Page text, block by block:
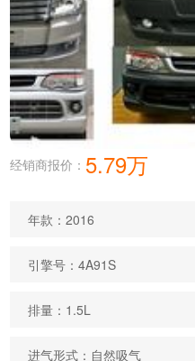
关于我们
经销商报价： 5.79万
年款：2016
引擎号：4A91S
排量：1.5L
进气形式：自然吸气